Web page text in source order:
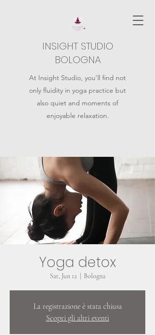
INSIGHT STUDIO
BOLOGNA
At Insight Studio, you’ll find not
only fluidity in yoga practice but
also quiet and moments of
enjoyable relaxation.
Yoga detox
Sat, Jun 12 Bologna
La registrazione è stata chiusa
Scopri gli altri eventi